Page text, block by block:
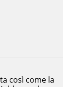
così come la